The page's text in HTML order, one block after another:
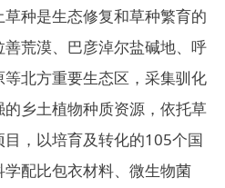
种是生态修复和草种繁育的
荒漠、巴彦淖尔盐碱地、呼
北方重要生态区，采集驯化
乡土植物种质资源，依托草
，以培育及转化的105个国
配比包衣材料、微生物菌